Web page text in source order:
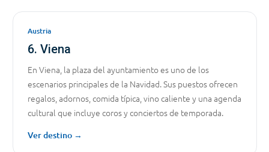
Austria
6. Viena
En Viena, la plaza del ayuntamiento es uno de los
escenarios principales de la Navidad. Sus puestos ofrecen
regalos, adornos, comida típica, vino caliente y una agenda
cultural que incluye coros y conciertos de temporada.
Ver destino →